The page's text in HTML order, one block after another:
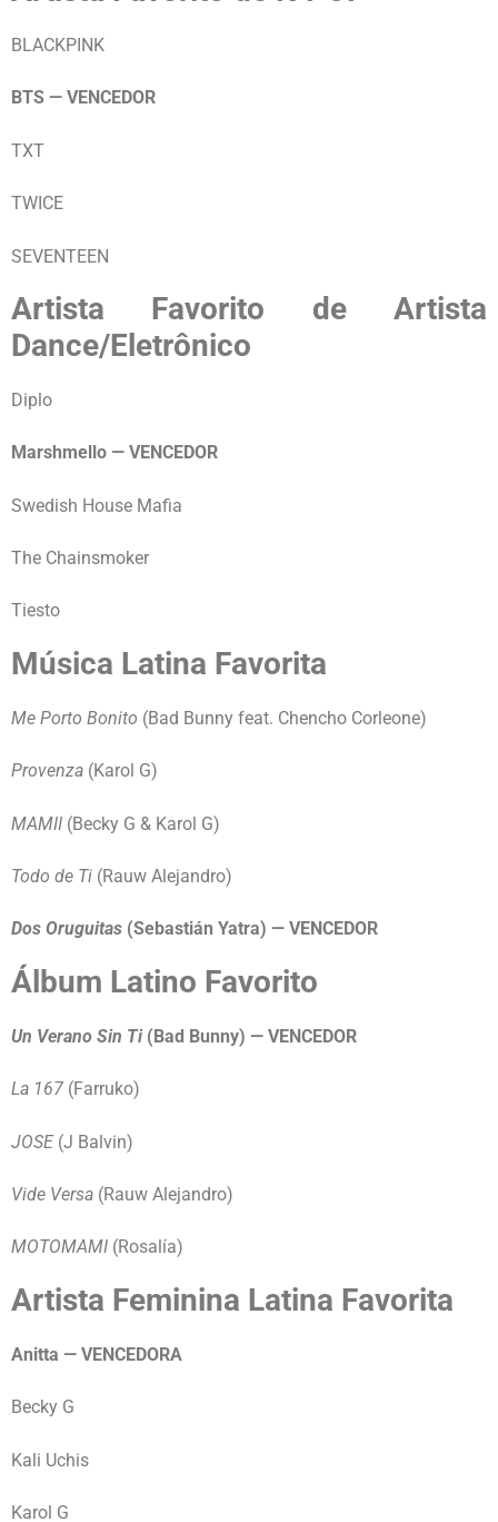
BLACKPINK
BTS — VENCEDOR
TXT
TWICE
SEVENTEEN
Artista Favorito de Artista
Dance/Eletrônico
Diplo
Marshmello — VENCEDOR
Swedish House Mafia
The Chainsmoker
Tiesto
Música Latina Favorita
Me Porto Bonito (Bad Bunny feat. Chencho Corleone)
Provenza (Karol G)
MAMII (Becky G & Karol G)
Todo de Ti (Rauw Alejandro)
Dos Oruguitas (Sebastián Yatra) — VENCEDOR
Álbum Latino Favorito
Un Verano Sin Ti(Bad Bunny) — VENCEDOR
La 167 (Farruko)
JOSE(J Balvin)
Vide Versa (Rauw Alejandro)
MOTOMAMI (Rosalía)
Artista Feminina Latina Favorita
Anitta — VENCEDORA
Becky G
Kali Uchis
Karol G